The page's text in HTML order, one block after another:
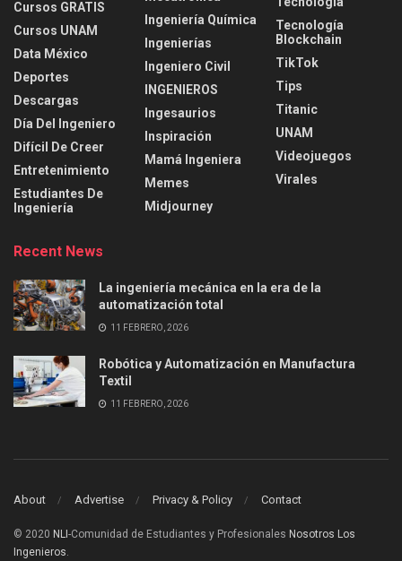
Cursos GRATIS
Cursos UNAM
Data México
Deportes
Descargas
Día Del Ingeniero
Difícil De Creer
Entretenimiento
Estudiantes De
Ingeniería
Ingeniería Química
Ingenierías
Ingeniero Civil
INGENIEROS
Ingesaurios
Inspiración
Mamá Ingeniera
Memes
Midjourney
Tecnología
Blockchain
TikTok
Tips
Titanic
UNAM
Videojuegos
Virales
Recent News
La ingeniería mecánica en la era de la
automatización total
11 FEBRERO, 2026
Robótica y Automatización en Manufactura
Textil
11 FEBRERO, 2026
About Advertise Privacy & Policy Contact
© 2020 NLI -Comunidad de Estudiantes y Profesionales Nosotros Los
Ingenieros.